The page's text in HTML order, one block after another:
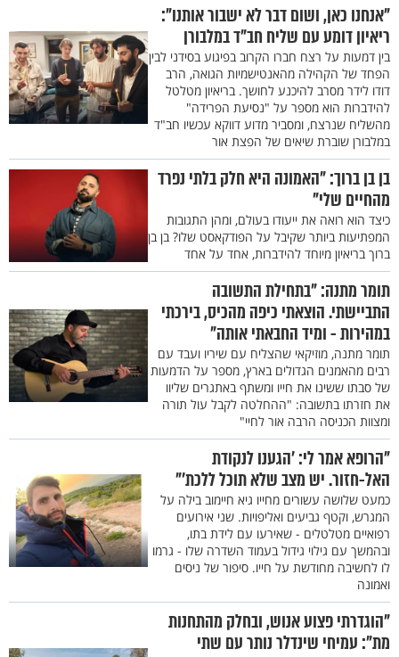
"אנחנו כאן, ושום דבר לא ישבור אותנו":
ריאיון דומע עם שליח חב"ד במלבורן
בין דמעות על רצח חברו הקרוב בפיגוע בסידני לבין
הפחד של הקהילה מהאנטישמיות הגואה, הרב
דודו לידר מסרב להיכנע לחושך. בריאיון מטלטל
להידברות הוא מספר על "נסיעת הפרידה"
מהשליח שנרצח, ומסביר מדוע דווקא עכשיו חב"ד
במלבורן שוברת שיאים של הפצת אור
בן בן ברוך: "האמונה היא חלק בלתי נפרד
מהחיים שלי"
כיצד הוא רואה את ייעודו בעולם, ומהן התגובות
המפתיעות ביותר שקיבל על הפודקאסט שלו? בן בן
ברוך בריאיון מיוחד להידברות, אחד על אחד
תומר מתנה: "בתחילת התשובה
התביישתי. הוצאתי כיפה מהכיס, בירכתי
במהירות - ומיד החבאתי אותה"
תומר מתנה, מוזיקאי שהצליח עם שיריו ועבד עם
רבים מהאמנים הגדולים בארץ, מספר על הדמעות
של סבתו ששינו את חייו ומשתף באתגרים שליוו
את חזרתו בתשובה: "ההחלטה לקבל עול תורה
ומצוות הכניסה הרבה אור לחיי"
"הרופא אמר לי: 'הגענו לנקודת
האל-חזור. יש מצב שלא תוכל ללכת'"
כמעט שלושה עשורים מחייו גיא חיימוב בילה על
המגרש, וקטף גביעים ואליפויות. שני אירועים
רפואיים מטלטלים - שאירעו עם לידת בתו,
ובהמשך עם גילוי גידול בעמוד השדרה שלו - גרמו
לו לחשיבה מחודשת על חייו. סיפור של ניסים
ואמונה
"הוגדרתי פצוע אנוש, ובחלק מהתחנות
מת": עמיחי שינדלר נותר עם שתי